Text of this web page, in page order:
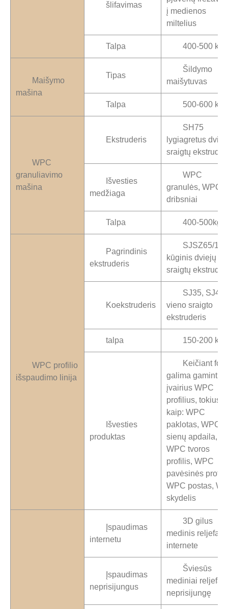
šlifavimas
į medienos
miltelius
Talpa 400-500 kg/
Maišymo
mašina
Tipas
Šildymo
maišytuvas
Talpa 500-600 kg/
WPC
granuliavimo
mašina
Ekstruderis
SH75
lygiagretus
sraigtų
Išvesties
medžiaga
WPC
granulės, WPC
dribsniai
Talpa 400-500kg/
WPC profilio
išspaudimo linija
Pagrindinis
ekstruderis
SJSZ65/132
kūginis dviejų
sraigtų
Koekstruderis
SJ35, SJ45
vieno sraigto
ekstruderis
talpa 150-200 kg/
Išvesties
produktas
Keičiant
galima gaminti
įvairius WPC
profilius, tokius
kaip: WPC
paklotas, WPC
sienų apdaila,
WPC tvoros
profilis, WPC
pavėsinės
WPC postas,
skydelis
Įspaudimas
internetu
3D gilus
medinis reljefas
internete
Įspaudimas
neprisijungus
Šviesūs
mediniai reljefai
neprisijungę